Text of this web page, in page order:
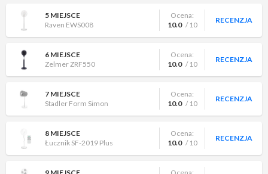
5 MIEJSCE
Raven EWS008
Ocena:
10.0 / 10
RECENZJA
6 MIEJSCE
Zelmer ZRF550
Ocena:
10.0 / 10
RECENZJA
7 MIEJSCE
Stadler Form Simon
Ocena:
10.0 / 10
RECENZJA
8 MIEJSCE
Łucznik SF-2019 Plus
Ocena:
10.0 / 10
RECENZJA